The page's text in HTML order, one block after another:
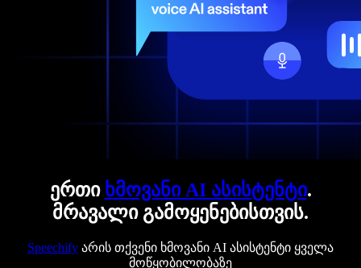
ერთი ხმოვანი AI ასისტენტი.
მრავალი გამოყენებისთვის.
Speechify არის თქვენი ხმოვანი AI ასისტენტი ყველა
მოწყობილობაზე